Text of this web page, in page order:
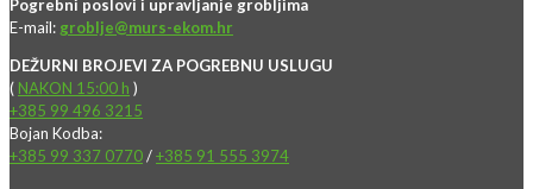
Pogrebni poslovi i upravljanje grobljima
E-mail: groblje@murs-ekom.hr
DEŽURNI BROJEVI ZA POGREBNU USLUGU
( NAKON 15:00 h )
+385 99 496 3215
Bojan Kodba:
+385 99 337 0770/+385 91 555 3974